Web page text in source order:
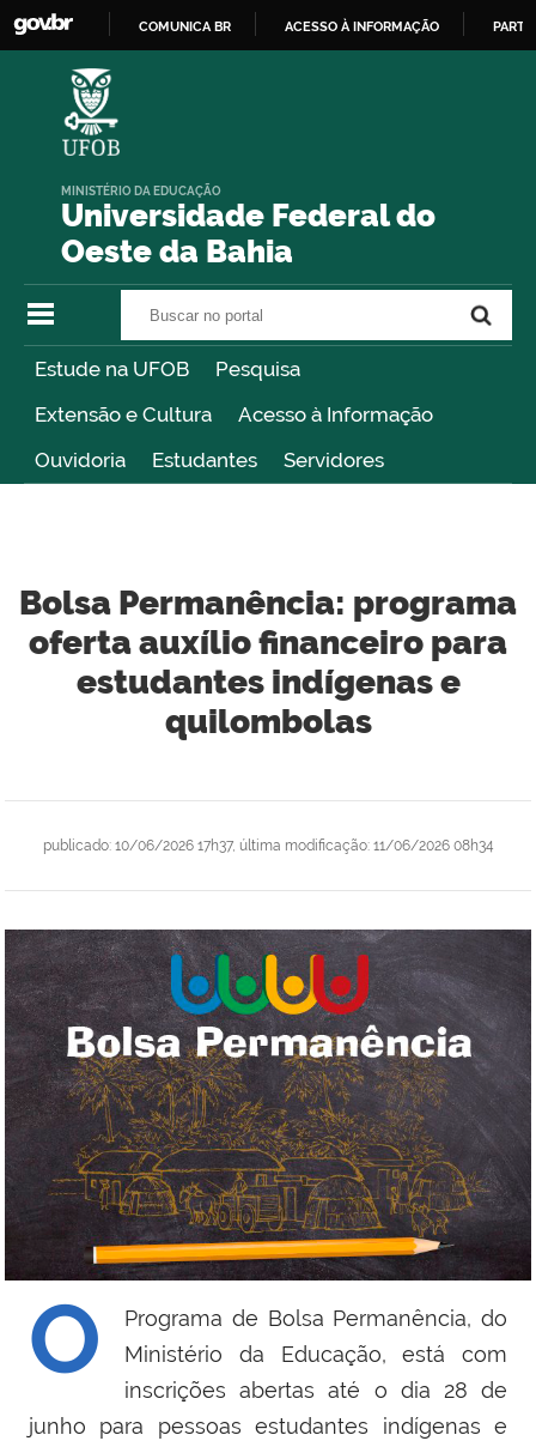
COMUNICA BR ACESSO À INFORMAÇÃO
Universidade Federal do
Oeste da Bahia
MINISTÉRIO DA EDUCAÇÃO
Estude na UFOB
Pesquisa
Extensão e Cultura
Acesso à Informação
Ouvidoria
Estudantes Servidores
Bolsa Permanência: programa
oferta auxílio financeiro para
estudantes indígenas e
quilombolas
publicado: 10/06/2026 17h37, última modificação: 11/06/2026 08h34
O
Programa de Bolsa Permanência, do
Ministério da Educação, está com
inscrições abertas até o dia 28 de
junho para pessoas estudantes indígenas e